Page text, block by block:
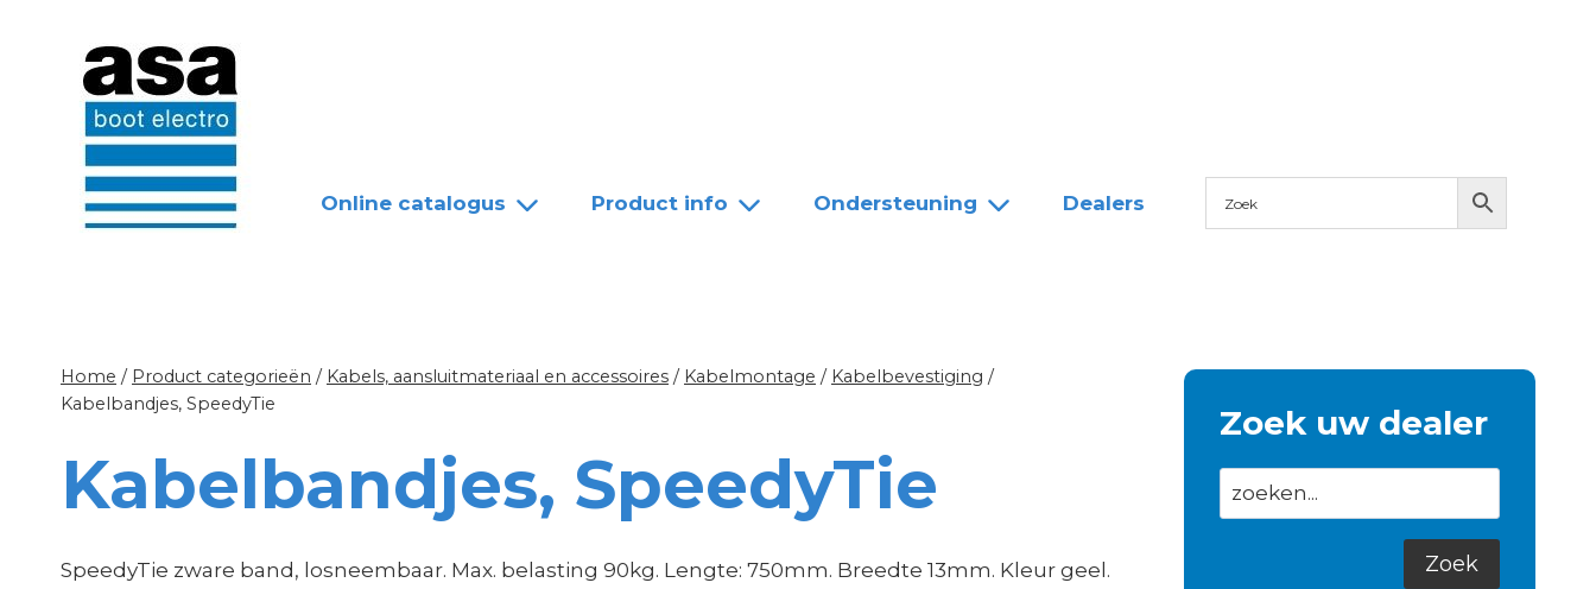
Online catalogus Product info Ondersteuning Dealers
Home / Product categorieën / Kabels, aansluitmateriaal en accessoires / Kabelmontage / Kabelbevestiging /
Kabelbandjes, SpeedyTie
Kabelbandjes, SpeedyTie
SpeedyTie zware band, losneembaar. Max. belasting 90kg. Lengte: 750mm. Breedte 13mm. Kleur geel.
Zoek uw dealer